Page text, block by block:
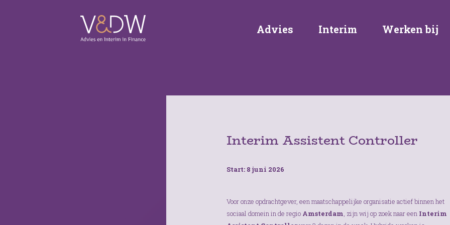
Advies Interim Werken bij
Interim Assistent Controller
Start: 8 juni 2026
Voor onze opdrachtgever, een maatschappelijke organisatie actief binnen het
sociaal domein in de regio Amsterdam, zijn wij op zoek naar een Interim